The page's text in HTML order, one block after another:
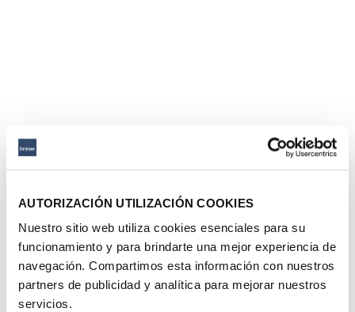
AUTORIZACIÓN UTILIZACIÓN COOKIES
Nuestro sitio web utiliza cookies esenciales para su
funcionamiento y para brindarte una mejor experiencia de
navegación. Compartimos esta información con nuestros
partners de publicidad y analítica para mejorar nuestros
servicios.